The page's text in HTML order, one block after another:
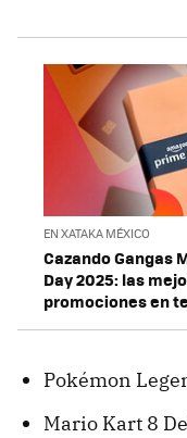
EN XATAKA MÉXICO
Cazando Gangas
Day 2025: las
promociones en
Pokémon
Mario Kart 8